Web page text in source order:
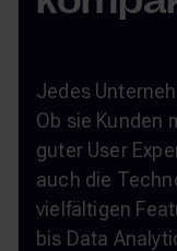
Jedes
Ob sie Kunden
guter User
auch die
vielfältigen
bis Data